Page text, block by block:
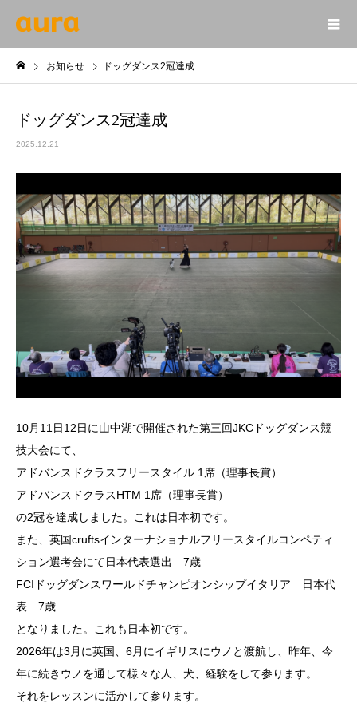
お知らせ ドッグダンス2冠達成
ドッグダンス2冠達成
2025.12.21
10月11日12日に山中湖で開催された第三回JKCドッグダンス競
技大会にて、
アドバンスドクラスフリースタイル 1席（理事長賞）
アドバンスドクラスHTM 1席（理事長賞）
の2冠を達成しました。これは日本初です。
また、英国cruftsインターナショナルフリースタイルコンペティ
ション選考会にて日本代表選出 7歳
FCIドッグダンスワールドチャンピオンシップイタリア 日本代
表 7歳
となりました。これも日本初です。
2026年は3月に英国、6月にイギリスにウノと渡航し、昨年、今
年に続きウノを通して様々な人、犬、経験をして参ります。
それをレッスンに活かして参ります。